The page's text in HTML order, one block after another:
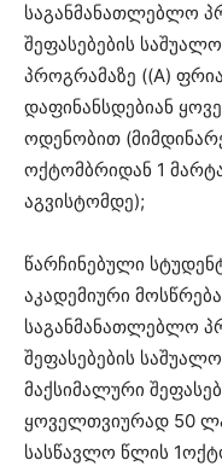
საგანმანათლებლო
შეფასებების
პროგრამაზე ((A)
დაფინანსდებიან
ოდენობით
ოქტომბრიდან 1
აგვისტომდე);
წარჩინებული
აკადემიური
საგანმანათლებლო
შეფასებების
მაქსიმალური
ყოველთვიურად 50
სასწავლო წლის